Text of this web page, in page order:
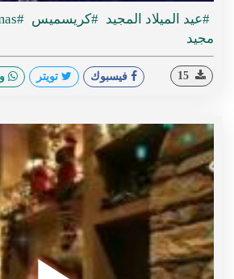
#عيد الميلاد المجيد #كريسميس #Christmas
مجيد
فيسبوك تويتر